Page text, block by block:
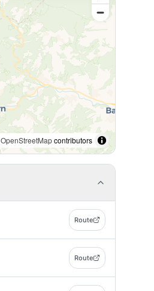
OpenStreetMapcontributors
Route
Route